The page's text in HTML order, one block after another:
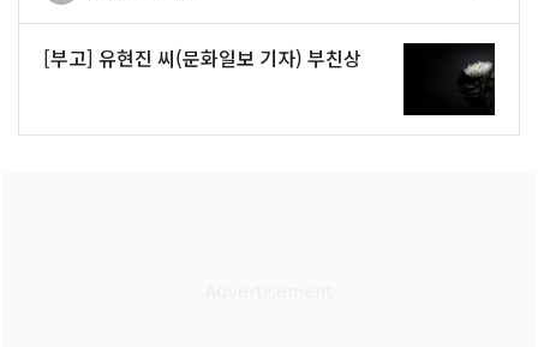
[부고] 유현진 씨(문화일보 기자) 부친상